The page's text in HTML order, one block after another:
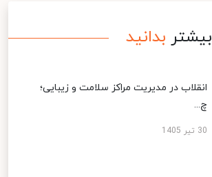
بیشتر بدانید
انقلاب در مدیریت مراکز سلامت و زیبایی؛
چ...
30 تیر 1405